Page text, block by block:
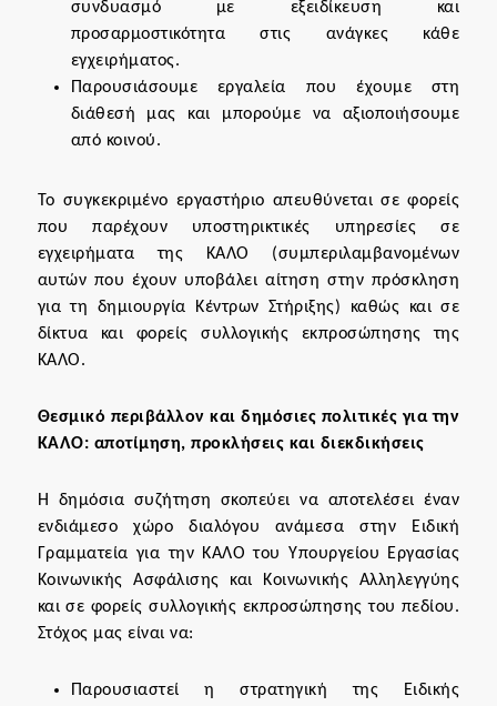
συνδυασμό με εξειδίκευση και
προσαρμοστικότητα στις ανάγκες κάθε
εγχειρήματος.
Παρουσιάσουμε εργαλεία που έχουμε στη
διάθεσή μας και μπορούμε να αξιοποιήσουμε
από κοινού.
Το συγκεκριμένο εργαστήριο απευθύνεται σε φορείς
που παρέχουν υποστηρικτικές υπηρεσίες σε
εγχειρήματα της ΚΑΛΟ (συμπεριλαμβανομένων
αυτών που έχουν υποβάλει αίτηση στην πρόσκληση
για τη δημιουργία Κέντρων Στήριξης) καθώς και σε
δίκτυα και φορείς συλλογικής εκπροσώπησης της
ΚΑΛΟ.
Θεσμικό περιβάλλον και δημόσιες πολιτικές για την
ΚΑΛΟ: αποτίμηση, προκλήσεις και διεκδικήσεις
Η δημόσια συζήτηση σκοπεύει να αποτελέσει έναν
ενδιάμεσο χώρο διαλόγου ανάμεσα στην Ειδική
Γραμματεία για την ΚΑΛΟ του Υπουργείου Εργασίας
Κοινωνικής Ασφάλισης και Κοινωνικής Αλληλεγγύης
και σε φορείς συλλογικής εκπροσώπησης του πεδίου.
Στόχος μας είναι να:
Παρουσιαστεί η στρατηγική της Ειδικής